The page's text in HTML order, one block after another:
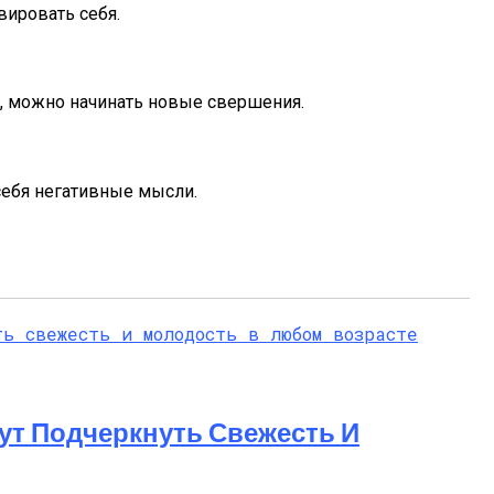
себя.
можно начинать новые свершения.
негативные мысли.
Подчеркнуть Свежесть И